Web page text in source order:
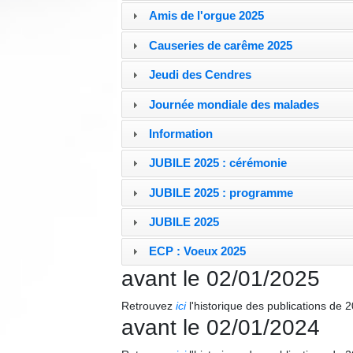
Amis de l'orgue 2025
Causeries de carême 2025
Jeudi des Cendres
Journée mondiale des malades
Information
JUBILE 2025 : cérémonie
JUBILE 2025 : programme
JUBILE 2025
ECP : Voeux 2025
avant le 02/01/2025
Retrouvezicil'historique des publications de
avant le 02/01/2024